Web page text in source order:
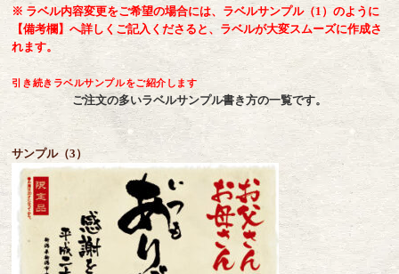
※ ラベル内容変更をご希望の場合には、ラベルサンプル（1）のように
【備考欄】へ詳しくご記入くださると、ラベルが大変スムーズに作成さ
れます。
引き続きラベルサンプルをご紹介します
ご注文の多いラベルサンプル書き方の一覧です。
サンプル（3）